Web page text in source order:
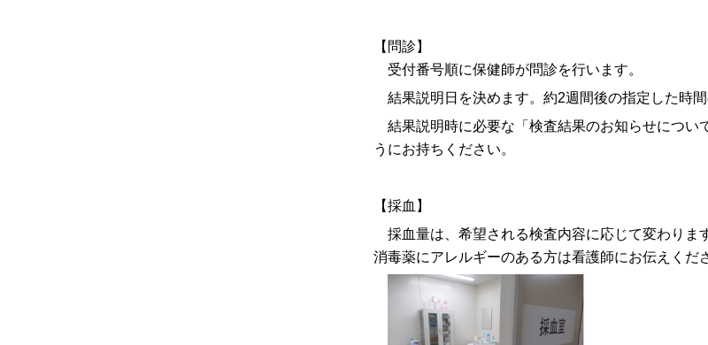
【問診】
受付番号順に保健師が問診を行います。
結果説明日を決めます。約2週間後の指定した時
結果説明時に必要な「検査結果のお知らせについ
うにお持ちください。
【採血
採血量は、希望される検査内容に応じて変わりま
消毒薬にアレルギーのある方は看護師にお伝えくだ